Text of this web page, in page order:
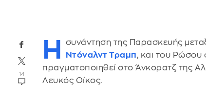
14
Η
συνάντηση της Παρασκευής
Ντόναλντ Τραμπ, και του Ρώσου
πραγματοποιηθεί στο Άνκορατζ της
Λευκός Οίκος.